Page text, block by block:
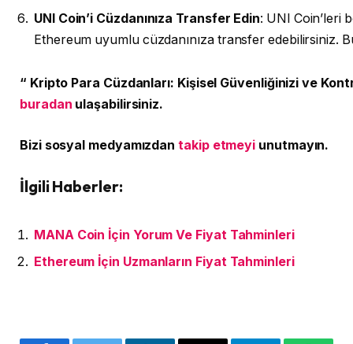
UNI Coin’i Cüzdanınıza Transfer Edin: UNI Coin’leri
Ethereum uyumlu cüzdanınıza transfer edebilirsiniz.
“ Kripto Para Cüzdanları: Kişisel Güvenliğinizi ve
buradan ulaşabilirsiniz.
Bizi sosyal medyamızdantakip etmeyi unutmayın.
İlgili Haberler:
MANA Coin İçin Yorum Ve Fiyat Tahminleri
Ethereum İçin Uzmanların Fiyat Tahminleri